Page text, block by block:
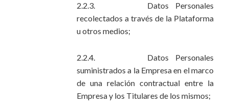
2.2.3. Datos Personales
recolectados a través de la Plataforma
u otros medios;
2.2.4. Datos Personales
suministrados a la Empresa en el marco
de una relación contractual entre la
Empresa y los Titulares de los mismos;